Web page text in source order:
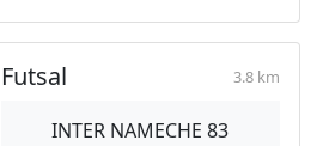
Futsal 3.8 km
INTER NAMECHE 83